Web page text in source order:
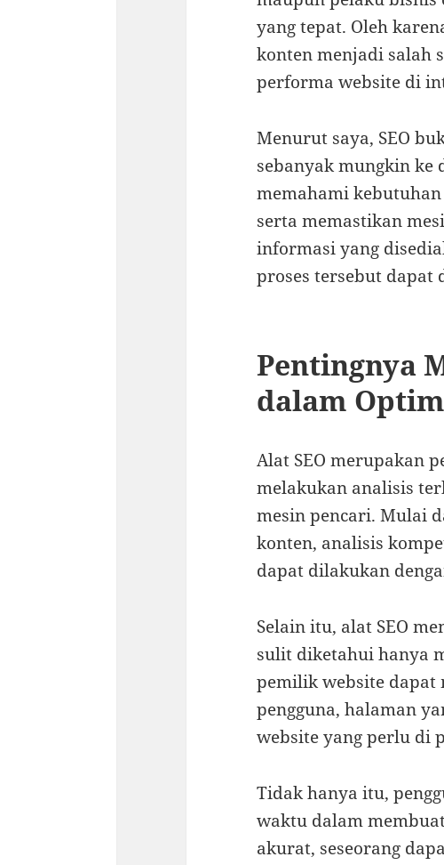
yang tepat. Oleh
konten menjadi salah
performa website di
Menurut saya, SEO
sebanyak mungkin ke
memahami
serta memastikan
informasi yang
proses tersebut dapat
Pentingnya
dalam
Alat SEO merupakan
melakukan analisis
mesin pencari. Mulai
konten, analisis
dapat dilakukan
Selain itu, alat SEO
sulit diketahui hanya
pemilik website dapat
pengguna, halaman
website yang perlu di
Tidak hanya itu,
waktu dalam
akurat, seseorang